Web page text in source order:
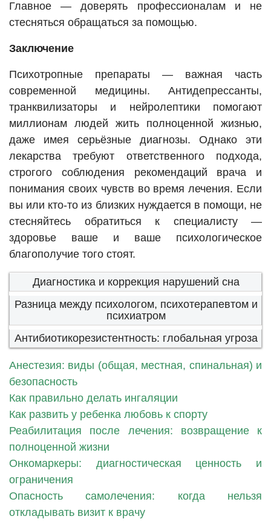
Главное — доверять профессионалам и не
стесняться обращаться за помощью.
Заключение
Психотропные препараты — важная часть
современной медицины. Антидепрессанты,
транквилизаторы и нейролептики помогают
миллионам людей жить полноценной жизнью,
даже имея серьёзные диагнозы. Однако эти
лекарства требуют ответственного подхода,
строгого соблюдения рекомендаций врача и
понимания своих чувств во время лечения. Если
вы или кто-то из близких нуждается в помощи, не
стесняйтесь обратиться к специалисту —
здоровье ваше и ваше психологическое
благополучие того стоят.
Диагностика и коррекция нарушений сна
Разница между психологом, психотерапевтом и
психиатром
Антибиотикорезистентность: глобальная угроза
Анестезия: виды (общая, местная, спинальная) и
безопасность
Как правильно делать ингаляции
Как развить у ребенка любовь к спорту
Реабилитация после лечения: возвращение к
полноценной жизни
Онкомаркеры: диагностическая ценность и
ограничения
Опасность самолечения: когда нельзя
откладывать визит к врачу